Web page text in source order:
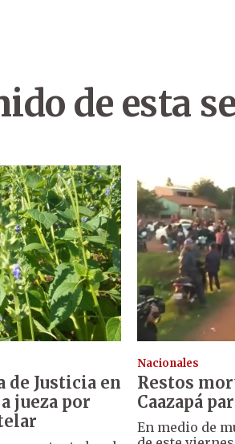
de esta
de Justicia en
jueza por
Nacionales
Restos
Caazapá
En medio de